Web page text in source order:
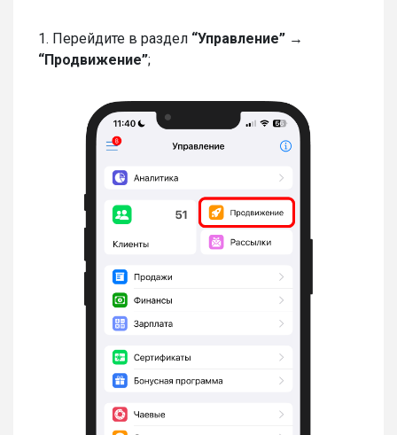
1. Перейдите в раздел “Управление” →
“Продвижение”;